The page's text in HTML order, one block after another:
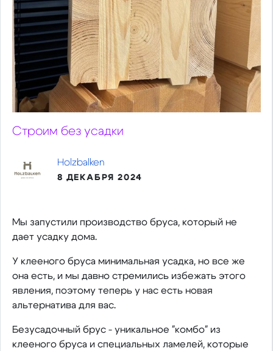
Строим без усадки
Holzbalken
8 ДЕКАБРЯ 2024
Мы запустили производство бруса, который не
дает усадку дома.
У клееного бруса минимальная усадка, но все же
она есть, и мы давно стремились избежать этого
явления, поэтому теперь у нас есть новая
альтернатива для вас.
Безусадочный брус - уникальное "комбо" из
клееного бруса и специальных ламелей, которые